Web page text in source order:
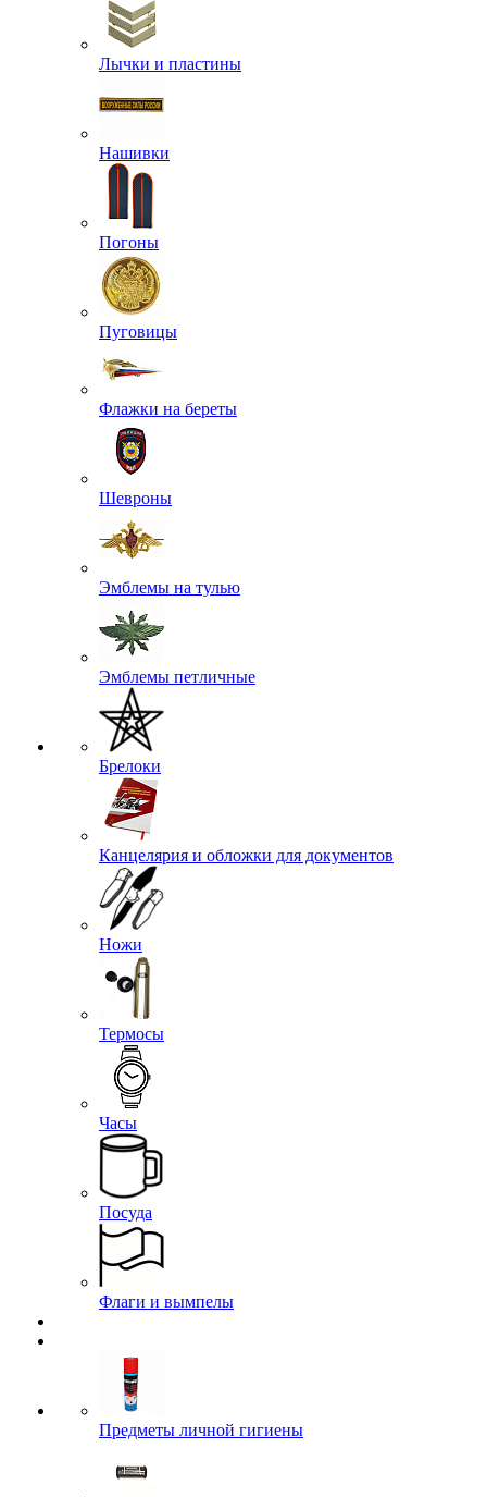
Лычки и пластины
Нашивки
Погоны
Пуговицы
Флажки на береты
Шевроны
Эмблемы на тулью
Эмблемы петличные
Брелоки
Канцелярия и обложки для документов
Ножи
Термосы
Часы
Посуда
Флаги и вымпелы
Предметы личной гигиены